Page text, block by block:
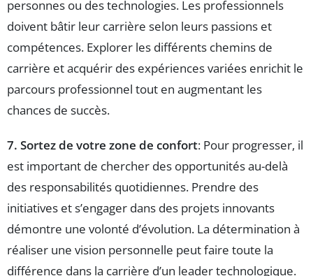
personnes ou des technologies. Les professionnels
doivent bâtir leur carrière selon leurs passions et
compétences. Explorer les différents chemins de
carrière et acquérir des expériences variées enrichit le
parcours professionnel tout en augmentant les
chances de succès.
7. Sortez de votre zone de confort: Pour progresser, il
est important de chercher des opportunités au-delà
des responsabilités quotidiennes. Prendre des
initiatives et s’engager dans des projets innovants
démontre une volonté d’évolution. La détermination à
réaliser une vision personnelle peut faire toute la
différence dans la carrière d’un leader technologique.